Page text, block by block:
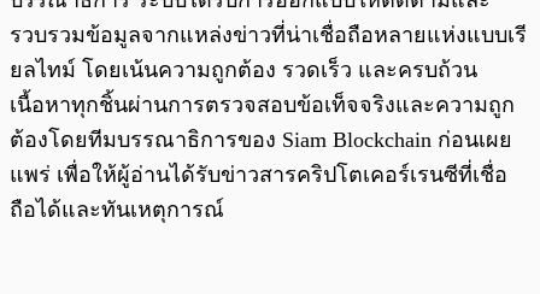
รวบรวมข้อมูลจากแหล่งข่าวที่น่าเชื่อถือหลายแห่งแบบเรี
ยลไทม์ โดยเน้นความถูกต้อง รวดเร็ว และครบถ้วน
เนื้อหาทุกชิ้นผ่านการตรวจสอบข้อเท็จจริงและความถูก
ต้องโดยทีมบรรณาธิการของ Siam Blockchain ก่อนเผย
แพร่ เพื่อให้ผู้อ่านได้รับข่าวสารคริปโตเคอร์เรนซีที่เชื่อ
ถือได้และทันเหตุการณ์